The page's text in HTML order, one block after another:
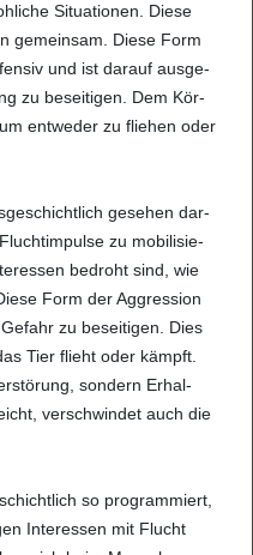
Situa­ti­o­nen. Diese
gemein­sam. Diese Form
und ist dar­auf aus­ge­
zu besei­ti­gen. Dem Kör­
ent­we­der zu flie­hen oder
gese­hen dar­
zu mobi­li­sie­
bedroht sind, wie
Form der Aggres­sion
zu besei­ti­gen. Dies
Tier flieht oder kämpft.
son­dern Erhal­
ver­schwin­det auch die
so pro­gram­miert,
Inter­es­sen mit Flucht